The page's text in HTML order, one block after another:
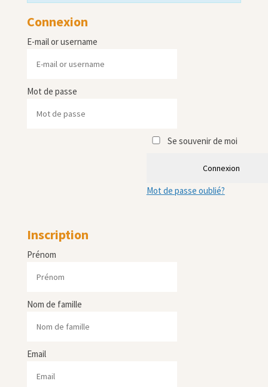
Connexion
E-mail or username
Mot de passe
Se souvenir de moi
Connexion
Mot de passe oublié?
Inscription
Prénom
Nom de famille
Email